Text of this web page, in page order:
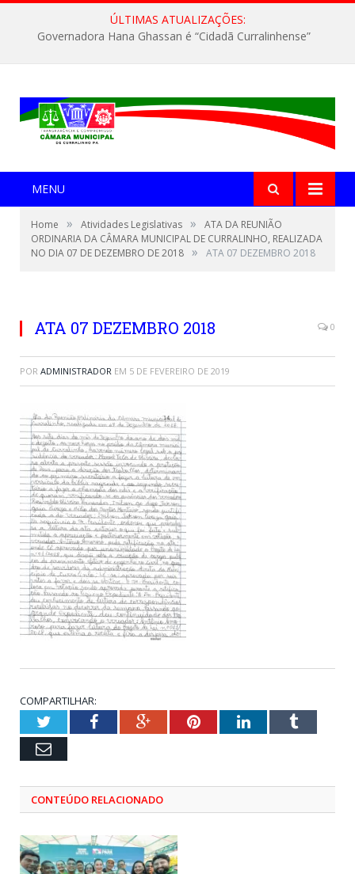
ÚLTIMAS ATUALIZAÇÕES:
Governadora Hana Ghassan é “Cidadã Curralinhense”
MENU
Home » Atividades Legislativas »
ATA DA REUNIÃO
ORDINARIA DA CÂMARA MUNICIPAL DE CURRALINHO, REALIZADA
NO DIA 07 DE DEZEMBRO DE 2018 » ATA 07 DEZEMBRO 2018
ATA 07 DEZEMBRO 2018 0
POR ADMINISTRADOR EM 5 DE FEVEREIRO DE 2019
COMPARTILHAR:
TwitterFacebookGoogle+PinterestLinkedInTumblr
Email
CONTEÚDO RELACIONADO